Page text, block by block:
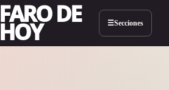
FARO DE
HOY ☰Secciones